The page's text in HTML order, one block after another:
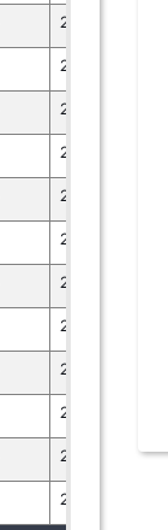
27 mars 2026
28 mars 2026
27 mars 2026
27 mars 2026
27 mars 2026
27 mars 2026
27 mars 2026
27 mars 2026
27 mars 2026
27 mars 2026
27 mars 2026
28 mars 2026